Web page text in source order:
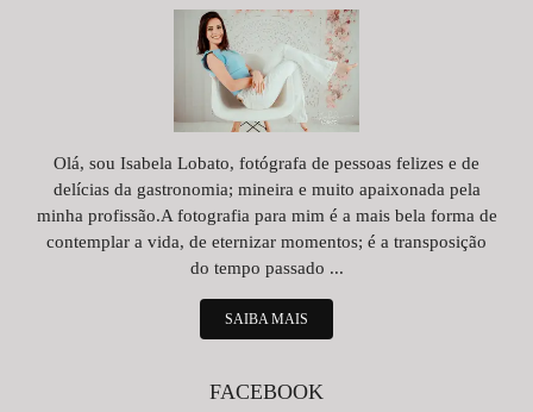
Olá, sou Isabela Lobato, fotógrafa de pessoas felizes e de
delícias da gastronomia; mineira e muito apaixonada pela
minha profissão.A fotografia para mim é a mais bela forma de
contemplar a vida, de eternizar momentos; é a transposição
do tempo passado ...
SAIBA MAIS
FACEBOOK